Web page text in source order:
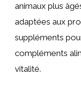
animaux plus
adaptées aux
suppléments
compléments
vitalité.